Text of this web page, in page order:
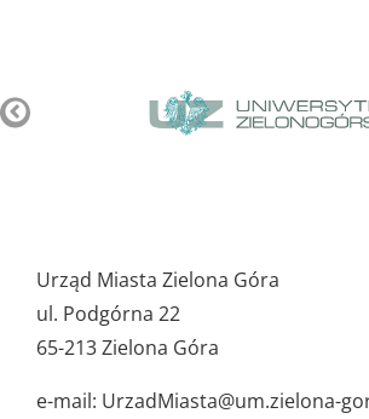
ważne
dane
Urząd Miasta Zielona Góra
ul. Podgórna 22
65-213 Zielona Góra
e-mail: UrzadMiasta@um.zielona-